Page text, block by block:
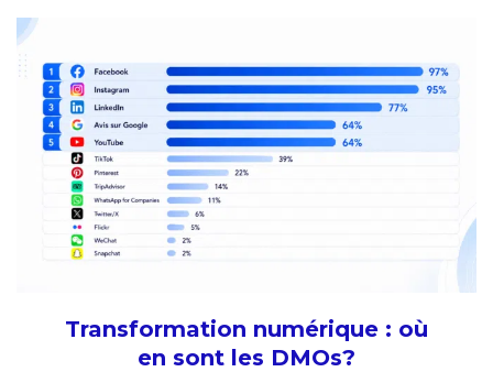
Transformation numérique : où
en sont les DMOs?